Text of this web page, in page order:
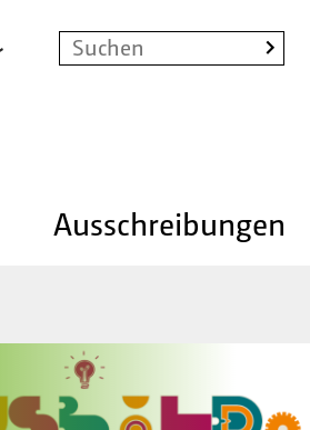
Suchen
nach:
Ausschreibungen